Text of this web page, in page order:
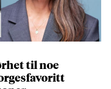
til noe